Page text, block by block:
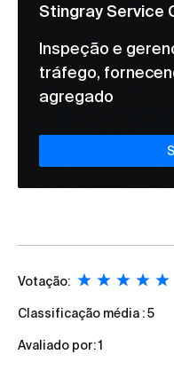
Stingray Service
Inspeção e
tráfego,
agregado
Votação:
Classificação média :5
Avaliado por:1